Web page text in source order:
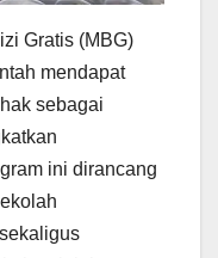
Gratis (MBG)
mendapat
sebagai
ini dirancang